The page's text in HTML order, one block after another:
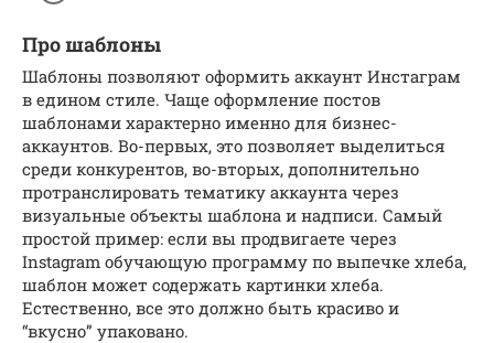
Про шаблоны
Шаблоны позволяют оформить аккаунт Инстаграм
в едином стиле. Чаще оформление постов
шаблонами характерно именно для бизнес-
аккаунтов. Во-первых, это позволяет выделиться
среди конкурентов, во-вторых, дополнительно
протранслировать тематику аккаунта через
визуальные объекты шаблона и надписи. Самый
простой пример: если вы продвигаете через
Instagram обучающую программу по выпечке хлеба,
шаблон может содержать картинки хлеба.
Естественно, все это должно быть красиво и
“вкусно” упаковано.